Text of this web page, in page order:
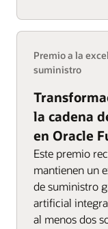
Premio a la
suministro
la cadena
en Oracle
Este premio
mantienen un
de suministro
artificial
al menos dos